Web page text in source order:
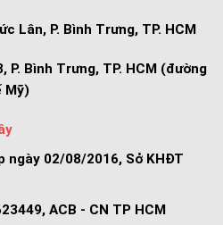
Lân, P. Bình Trưng, TP. HCM
P. Bình Trưng, TP. HCM (đường
Mỹ)
ngày 02/08/2016, Sở KHĐT
ACB - CN TP HCM